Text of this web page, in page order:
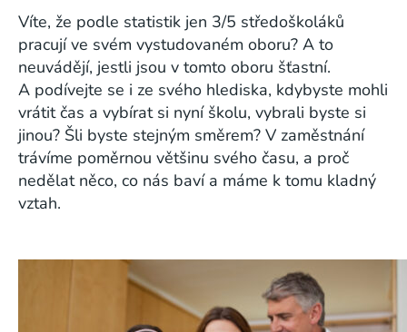
Víte, že podle statistik jen 3/5 středoškoláků
pracují ve svém vystudovaném oboru? A to
neuvádějí, jestli jsou v tomto oboru šťastní.
A podívejte se i ze svého hlediska, kdybyste mohli
vrátit čas a vybírat si nyní školu, vybrali byste si
jinou? Šli byste stejným směrem? V zaměstnání
trávíme poměrnou většinu svého času, a proč
nedělat něco, co nás baví a máme k tomu kladný
vztah.